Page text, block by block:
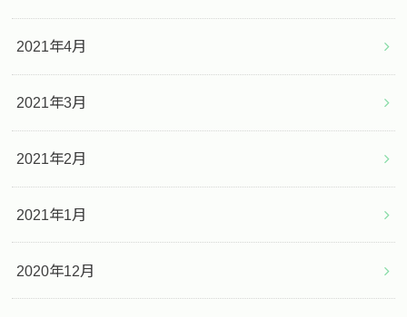
2021年4月
2021年3月
2021年2月
2021年1月
2020年12月